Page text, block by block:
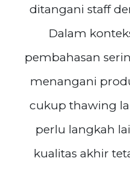
ditangani staff
Dalam
pembahasan
menangani
cukup thawing
perlu langkah
kualitas akhir